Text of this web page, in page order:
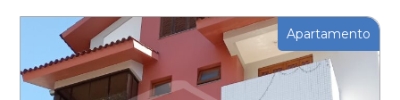
Apartamento